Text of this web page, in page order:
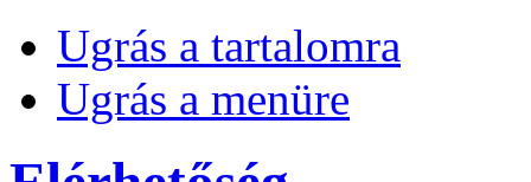
Ugrás a tartalomra
Ugrás a menüre